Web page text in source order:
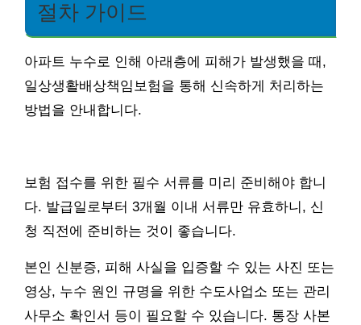
절차 가이드
아파트 누수로 인해 아래층에 피해가 발생했을 때,
일상생활배상책임보험을 통해 신속하게 처리하는
방법을 안내합니다.
보험 접수를 위한 필수 서류를 미리 준비해야 합니
다. 발급일로부터 3개월 이내 서류만 유효하니, 신
청 직전에 준비하는 것이 좋습니다.
본인 신분증, 피해 사실을 입증할 수 있는 사진 또는
영상, 누수 원인 규명을 위한 수도사업소 또는 관리
사무소 확인서 등이 필요할 수 있습니다. 통장 사본